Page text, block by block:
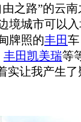
之路”的云
境城市可以
牌照的丰田
丰田凯美瑞等
实让我产生